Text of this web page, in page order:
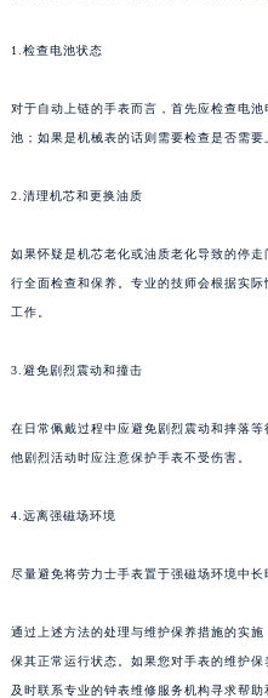
1.检查电池状态
对于自动上链的手表而言，首先应检查电
池；如果是机械表的话则需要检查是否需要
2.清理机芯和更换油质
如果怀疑是机芯老化或油质老化导致的停
行全面检查和保养。专业的技师会根据实
工作。
3.避免剧烈震动和撞击
在日常佩戴过程中应避免剧烈震动和摔落
他剧烈活动时应注意保护手表不受伤害。
4.远离强磁场环境
尽量避免将劳力士手表置于强磁场环境中
通过上述方法的处理与维护保养措施的实
保其正常运行状态。如果您对手表的维护
及时联系专业的钟表维修服务机构寻求帮助